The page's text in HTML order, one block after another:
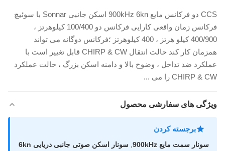
CCS دو فرکانس مایع 900kHz 6kn اسکن جانبی Sonnar با سوئیچ
فرکانس زمان واقعی کارایی فرکانس دو 100/400 کیلوهرتز ،
400/900 کیلو هرتز ، 400 کیلوهرتز ؛فرکانس دوگانه می تواند
همزمان کار کند حالت انتقال CHIRP & CW قابل تغییر است با
عملکرد ضد تداخل ، وضوح بالا و دامنه اسکن بزرگ ، حالت عملکرد
CHIRP & CW را می ...
ویژگی های سفارشی محصول
برجسته کردن
سونار سمت مایع 900kHz
سونار اسکن صوتی جانبی دریایی 6kn